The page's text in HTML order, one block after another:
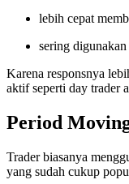
lebih cepat
sering
Karena responsnya
aktif seperti day trader
Period
Trader biasanya
yang sudah cukup